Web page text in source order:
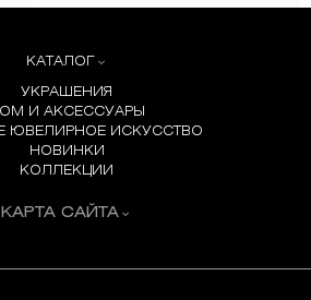
КАТАЛОГ
УКРАШЕНИЯ
И АКСЕССУАРЫ
ЮВЕЛИРНОЕ ИСКУССТВО
НОВИНКИ
КОЛЛЕКЦИИ
КАРТА САЙТА